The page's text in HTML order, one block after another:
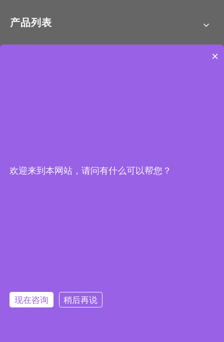
产品列表
优化设计：
×
欢迎来到本网站，请问有什么可以帮您？
现在咨询 稍后再说